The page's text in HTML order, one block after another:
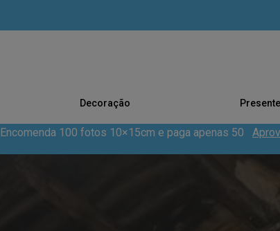
Decoração
Encomenda 100 fotos 10×15cm e paga apenas 50